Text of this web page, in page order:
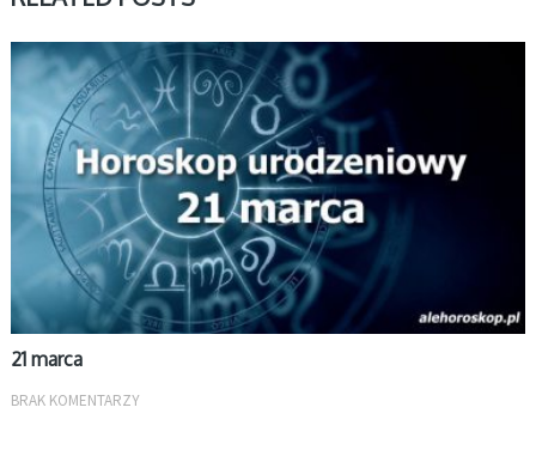
MARZEC
21 marca
BRAK KOMENTARZY